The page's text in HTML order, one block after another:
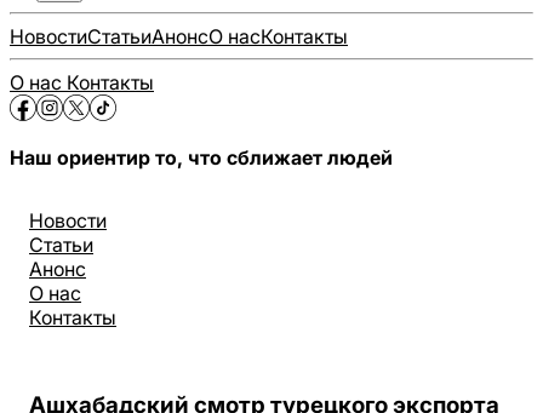
НовостиСтатьиАнонсО насКонтакты
О нас Контакты
Наш ориентир то, что сближает людей
Новости
Статьи
Анонс
О нас
Контакты
Ашхабадский смотр турецкого экспорта